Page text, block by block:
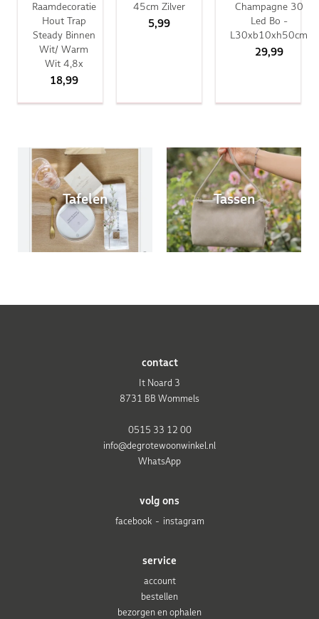
Raamdecoratie
Hout Trap
Steady Binnen
Wit/ Warm
Wit 4,8x
18,99
45cm Zilver
5,99
Champagne 30
Led Bo -
L30xb10xh50cm
29,99
Tafelen Tassen
service
account
bestellen
bezorgen en ophalen
volg ons
facebook
instagram
contact
It Noard 3
8731 BB Wommels
0515 33 12 00
info@degrotewoonwinkel.nl
WhatsApp